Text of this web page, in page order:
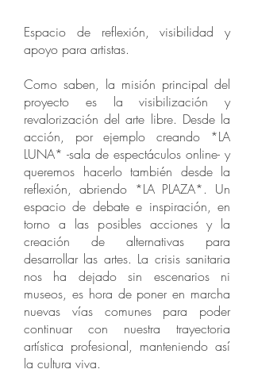
Espacio de reflexión, visibilidad y
apoyo para artistas.
Como saben, la misión principal del
proyecto es la visibilización y
revalorización del arte libre. Desde la
acción, por ejemplo creando *LA
LUNA* -sala de espectáculos online- y
queremos hacerlo también desde la
reflexión, abriendo *LA PLAZA*. Un
espacio de debate e inspiración, en
torno a las posibles acciones y la
creación de alternativas para
desarrollar las artes. La crisis sanitaria
nos ha dejado sin escenarios ni
museos, es hora de poner en marcha
nuevas vías comunes para poder
continuar con nuestra trayectoria
artística profesional, manteniendo así
la cultura viva.